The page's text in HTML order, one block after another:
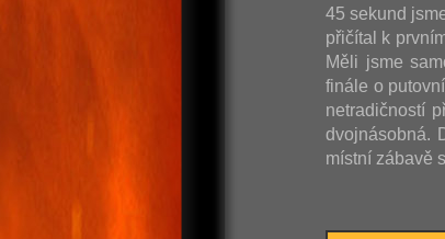
45 sekund
přičítal k
Měli jsme
finále o
netradičností
dvojnásobná.
místní zábavě